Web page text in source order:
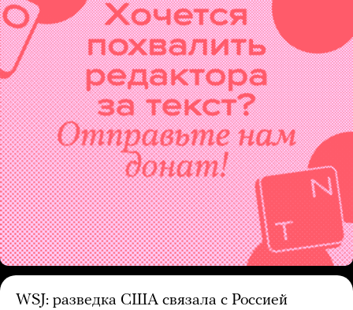
WSJ: разведка США связала с Россией